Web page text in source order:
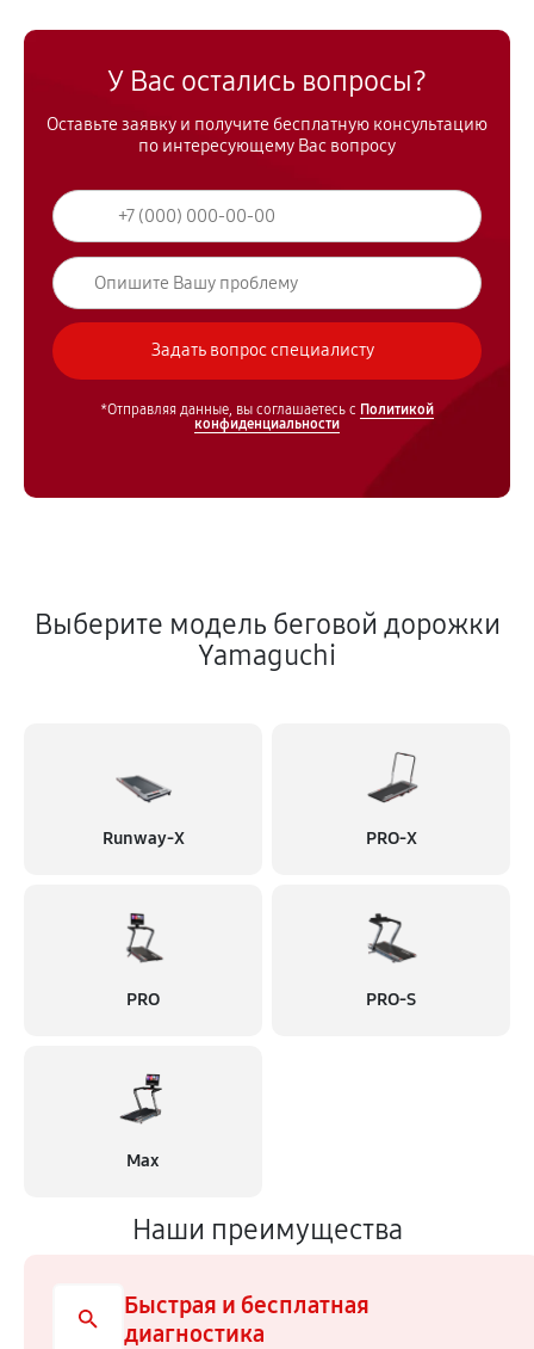
У Вас остались вопросы?
Оставьте заявку и получите бесплатную консультацию
по интересующему Вас вопросу
*Отправляя данные, вы соглашаетесь с Политикой
конфиденциальности
Выберите модель беговой дорожки
Yamaguchi
Runway-X PRO-X
PRO PRO-S
Max
Наши преимущества
Быстрая и бесплатная
диагностика